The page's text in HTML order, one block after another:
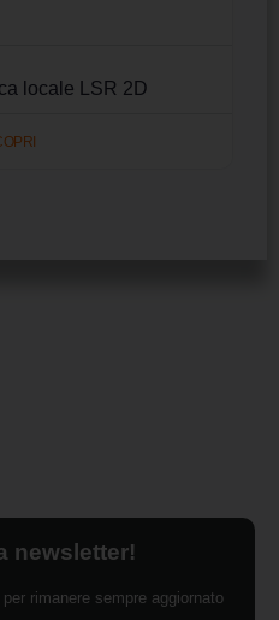
locale LSR 2D
newsletter!
rimanere sempre aggiornato